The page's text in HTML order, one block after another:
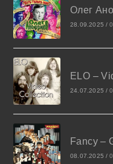
Олег
28.09.2025 /
ELO –
24.07.2025 /
Fancy –
08.07.2025 /